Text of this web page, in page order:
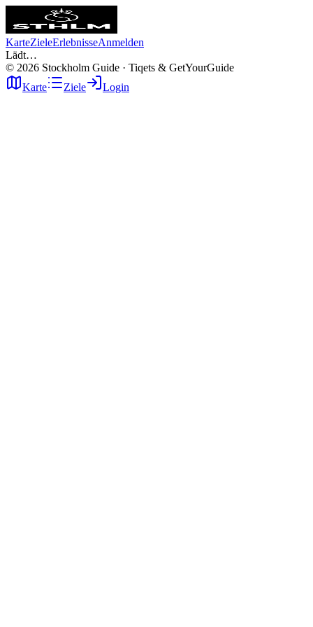
KarteZieleErlebnisseAnmelden
Lädt…
© 2026 Stockholm Guide · Tiqets & GetYourGuide
Karte
Ziele Login